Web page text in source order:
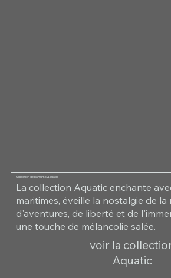
Collection de parfums Aquatic
La collection Aquatic enchante
maritimes, éveille la nostalgie de la
d'aventures, de liberté et de
une touche de mélancolie salée.
voir la
Aquatic